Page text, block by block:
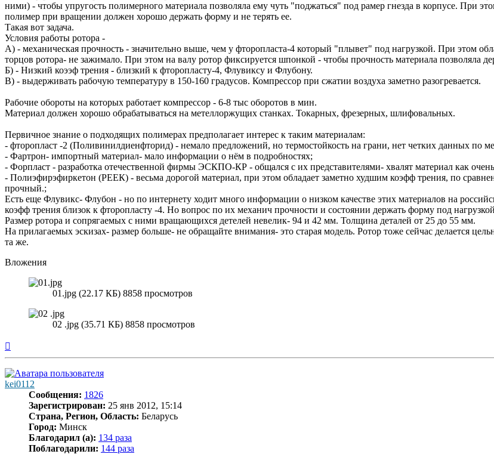
ними) - чтобы упругость полимерного материала позволяла ему чуть "поджаться" под рамер гнезда в корпусе. При
полимер при вращении должен хорошо держать форму и не терять ее.
Такая вот задача.
Условия работы ротора -
А) - механическая прочность - значительно выше, чем у фторопласта-4 который "плывет" под нагрузкой. При этом
торцов ротора- не зажимало. При этом на валу ротор фиксируется шпонкой - чтобы прочность материала позволяла
Б) - Низкий коээф трения - близкий к фторопласту-4, Флувиксу и Флубону.
В) - выдерживать рабочую температуру в 150-160 градусов. Компрессор при сжатии воздуха заметно разогревается.
Рабочие обороты на которых работает компрессор - 6-8 тыс оборотов в мин.
Материал должен хорошо обрабатываться на метеллоржущих станках. Токарных, фрезерных, шлифовальных.
Первичное знание о подходящих полимерах предполагает интерес к таким материалам:
- фторопласт -2 (Поливинилдиенфторид) - немало предложений, но термостойкость на грани, нет четких данных по
- Фартрон- импортный материал- мало информации о нём в подробностях;
- Форпласт - разработка отечественной фирмы ЭСКПО-КР - общался с их представителями- хвалят материал как
- Полиэфирэфиркетон (РЕЕК) - весьма дорогой материал, при этом обладает заметно худшим коэфф трения, по
прочный.;
Есть еще Флувикс- Флубон - но по интернету ходит много информации о низком качестве этих материалов на
коэфф трения близок к фторопласту -4. Но вопрос по их механич прочности и состоянии держать форму под
Размер ротора и сопрягаемых с ними вращающихся детелей невелик- 94 и 42 мм. Толщина деталей от 25 до 55 мм.
На прилагаемых эскизах- размер больше- не обращайте внимания- это старая модель. Ротор тоже сейчас делается
та же.
Вложения
01.jpg (22.17 КБ) 8858 просмотров
02 .jpg (35.71 КБ) 8858 просмотров
kei0112
Сообщения: 1826
Зарегистрирован: 25 янв 2012, 15:14
Страна, Регион, Область: Беларусь
Город: Минск
Благодарил (а): 134 раза
Поблагодарили: 144 раза